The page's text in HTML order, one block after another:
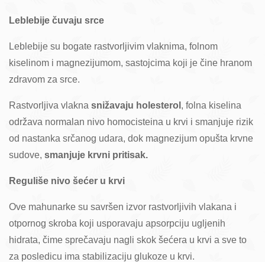
Leblebije čuvaju srce
Leblebije su bogate rastvorljivim vlaknima, folnom
kiselinom i magnezijumom, sastojcima koji je čine hranom
zdravom za srce.
Rastvorljiva vlakna snižavaju holesterol , folna kiselina
održava normalan nivo homocisteina u krvi i smanjuje rizik
od nastanka srčanog udara, dok magnezijum opušta krvne
sudove, smanjuje krvni pritisak.
Reguliše nivo šećer u krvi
Ove mahunarke su savršen izvor rastvorljivih vlakana i
otpornog skroba koji usporavaju apsorpciju ugljenih
hidrata, čime sprečavaju nagli skok šećera u krvi a sve to
za posledicu ima stabilizaciju glukoze u krvi.